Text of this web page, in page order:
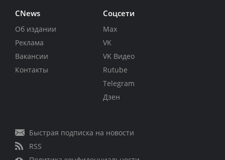
CNews
Об издании
Реклама
Вакансии
Контакты
Соцсети
Max
VK
VK Видео
Rutube
Telegram
Дзен
Быстрая подписка на новости
RSS